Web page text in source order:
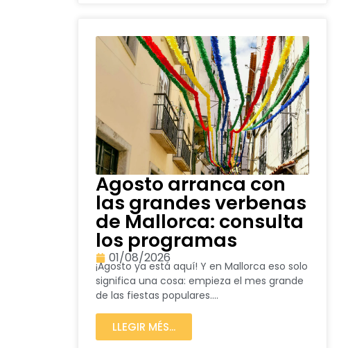
Agosto arranca con
las grandes verbenas
de Mallorca: consulta
los programas
01/08/2026
¡Agosto ya está aquí! Y en Mallorca eso solo
significa una cosa: empieza el mes grande
de las fiestas populares....
LLEGIR MÉS...